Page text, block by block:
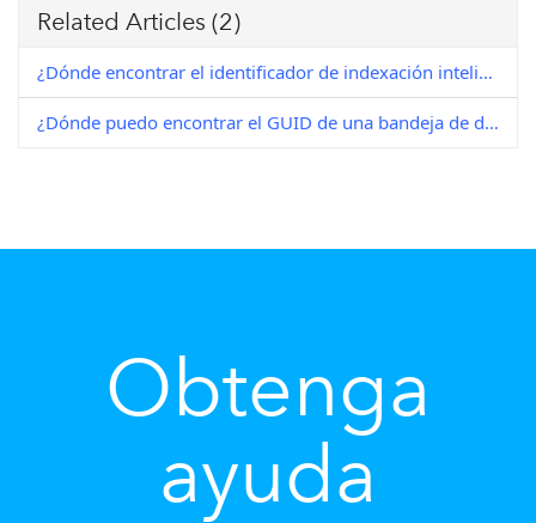
Related Articles (2)
¿Dónde encontrar el identificador de indexación inteligente de un documento?
¿Dónde puedo encontrar el GUID de una bandeja de documentos en DocuWare (7+)?
Obtenga
ayuda